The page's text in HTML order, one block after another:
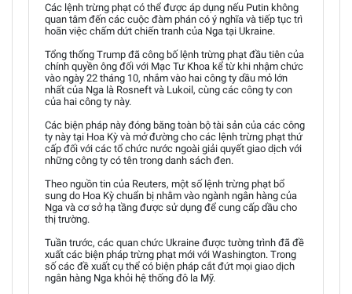
Các lệnh trừng phạt có thể được áp dụng nếu Putin không
quan tâm đến các cuộc đàm phán có ý nghĩa và tiếp tục trì
hoãn việc chấm dứt chiến tranh của Nga tại Ukraine.
Tổng thống Trump đã công bố lệnh trừng phạt đầu tiên của
chính quyền ông đối với Mạc Tư Khoa kể từ khi nhậm chức
vào ngày 22 tháng 10, nhắm vào hai công ty dầu mỏ lớn
nhất của Nga là Rosneft và Lukoil, cùng các công ty con
của hai công ty này.
Các biện pháp này đóng băng toàn bộ tài sản của các công
ty này tại Hoa Kỳ và mở đường cho các lệnh trừng phạt thứ
cấp đối với các tổ chức nước ngoài giải quyết giao dịch với
những công ty có tên trong danh sách đen.
Theo nguồn tin của Reuters, một số lệnh trừng phạt bổ
sung do Hoa Kỳ chuẩn bị nhằm vào ngành ngân hàng của
Nga và cơ sở hạ tầng được sử dụng để cung cấp dầu cho
thị trường.
Tuần trước, các quan chức Ukraine được tường trình đã đề
xuất các biện pháp trừng phạt mới với Washington. Trong
số các đề xuất cụ thể có biện pháp cắt đứt mọi giao dịch
ngân hàng Nga khỏi hệ thống đô la Mỹ.